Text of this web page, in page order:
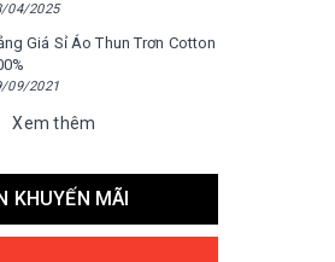
04/2025
Giá Sỉ Áo Thun Trơn Cotton
09/2021
Xem thêm
KHUYẾN MÃI